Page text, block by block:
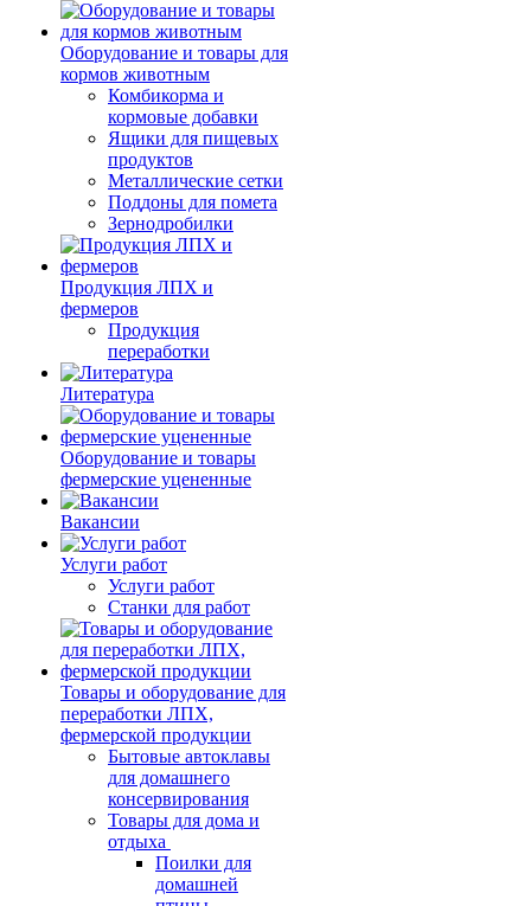
Оборудование и товары для
кормов животным
Комбикорма и
кормовые добавки
Ящики для пищевых
продуктов
Металлические сетки
Поддоны для помета
Зернодробилки
Продукция ЛПХ и
фермеров
Продукция
переработки
Литература
Оборудование и товары
фермерские уцененные
Вакансии
Услуги работ
Услуги работ
Станки для работ
Товары и оборудование для
переработки ЛПХ,
фермерской продукции
Бытовые автоклавы
для домашнего
консервирования
Товары для дома и
отдыха
Поилки для
домашней